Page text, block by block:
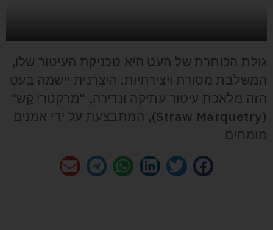
גולת הכותרת של העט היא טכניקת העיטור שלו,
המשלבת מסורת ויצירתיות. היצרנית יישמה בעט
הזה מלאכת עיטור עתיקה ונדירה, "מרקטרי קַש"
(Straw Marquetry), המתבצעת על ידי אמנים
מומחים